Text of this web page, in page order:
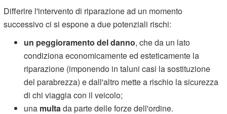
Differire l'intervento di riparazione ad un momento
successivo ci si espone a due potenziali rischi:
un peggioramento del danno, che da un lato
condiziona economicamente ed esteticamente la
riparazione (imponendo in taluni casi la sostituzione
del parabrezza) e dall'altro mette a rischio la sicurezza
di chi viaggia con il veicolo;
una multada parte delle forze dell'ordine.